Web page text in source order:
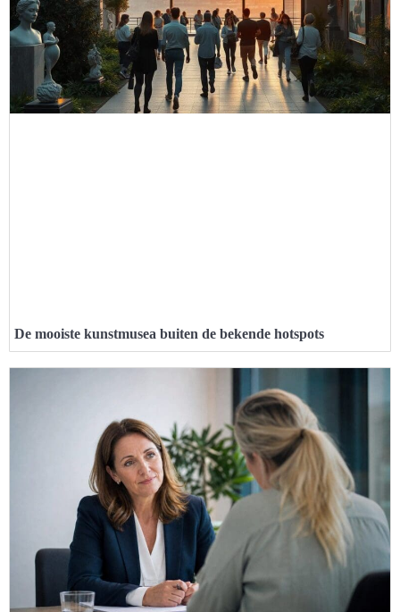
De mooiste kunstmusea buiten de bekende hotspots